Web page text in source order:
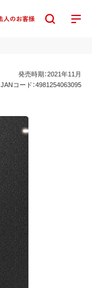
発売時期：2021年11月
JANコード：4981254063095